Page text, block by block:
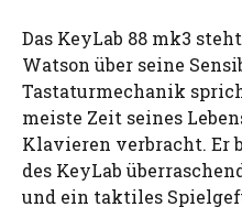
Das KeyLab 88 mk3
Watson über seine
Tastaturmechanik
meiste Zeit seines
Klavieren verbracht. Er
des KeyLab
und ein taktiles